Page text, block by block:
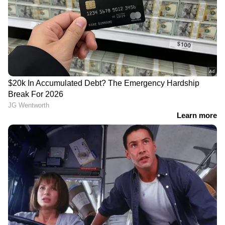
DOWNLOAD APP
ഇന്ത്യയിലെയും ലോകമെമ്പാടുമുള്ള എല്ലാ
India News
അറിയാൻ എപ്പോഴും ഏഷ്യാനെറ്റ്
ന്യൂസ് വാർത്തകൾ.Malayalam News
തത്സമയ അപ്‌ഡേറ്റുകളും ആഴത്തിലുള്ള
വിശകലനവും സമഗ്രമായ റിപ്പോർട്ടിംഗും —
എല്ലാം ഒരൊറ്റ സ്ഥലത്ത്. ഏത് സമയത്തും,
എവിടെയും വിശ്വസനീയമായ വാർത്തകൾ
ലഭിക്കാൻAsianet News Malayalam